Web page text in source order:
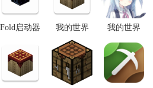
Fold启动器
正版v1.3.1.8
安卓通用
我的世界
java版手机
最新版
(PojavLauncher
P
我的世界
(澪-Pro)v1.0
安卓最新版